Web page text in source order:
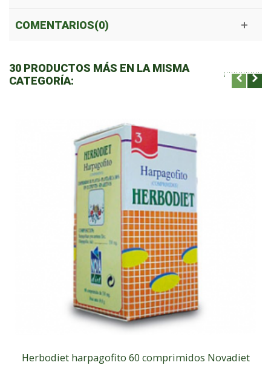
COMENTARIOS(0)
30 PRODUCTOS MÁS EN LA MISMA
CATEGORÍA:
Herbodiet harpagofito 60 comprimidos Novadiet